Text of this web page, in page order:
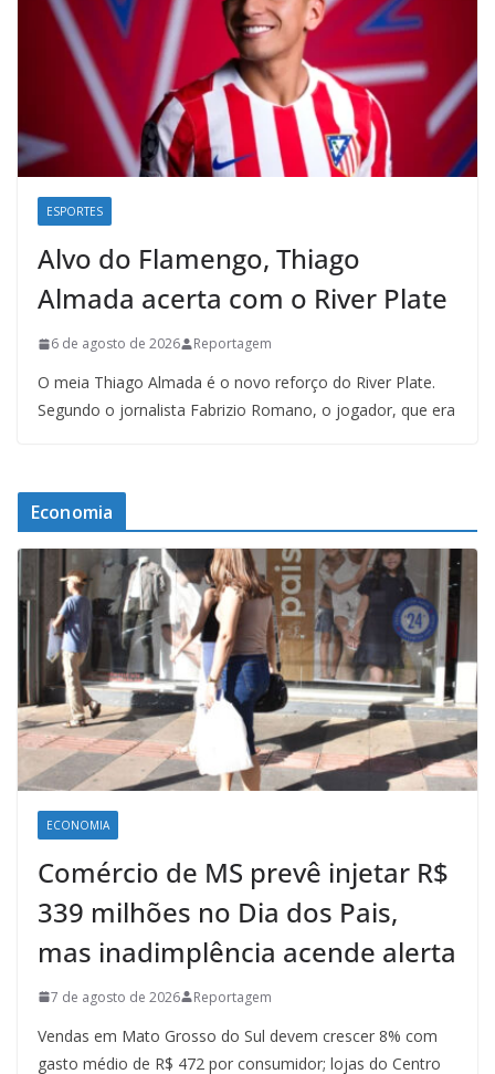
ESPORTES
Alvo do Flamengo, Thiago
Almada acerta com o River Plate
6 de agosto de 2026 Reportagem
O meia Thiago Almada é o novo reforço do River Plate.
Segundo o jornalista Fabrizio Romano, o jogador, que era
Economia
ECONOMIA
Comércio de MS prevê injetar R$
339 milhões no Dia dos Pais,
mas inadimplência acende alerta
7 de agosto de 2026 Reportagem
Vendas em Mato Grosso do Sul devem crescer 8% com
gasto médio de R$ 472 por consumidor; lojas do Centro